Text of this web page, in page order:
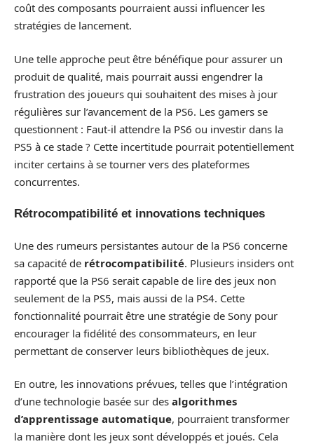
coût des composants pourraient aussi influencer les
stratégies de lancement.
Une telle approche peut être bénéfique pour assurer un
produit de qualité, mais pourrait aussi engendrer la
frustration des joueurs qui souhaitent des mises à jour
régulières sur l’avancement de la PS6. Les gamers se
questionnent : Faut-il attendre la PS6 ou investir dans la
PS5 à ce stade ? Cette incertitude pourrait potentiellement
inciter certains à se tourner vers des plateformes
concurrentes.
Rétrocompatibilité et innovations techniques
Une des rumeurs persistantes autour de la PS6 concerne
sa capacité de rétrocompatibilité. Plusieurs insiders ont
rapporté que la PS6 serait capable de lire des jeux non
seulement de la PS5, mais aussi de la PS4. Cette
fonctionnalité pourrait être une stratégie de Sony pour
encourager la fidélité des consommateurs, en leur
permettant de conserver leurs bibliothèques de jeux.
En outre, les innovations prévues, telles que l’intégration
d’une technologie basée sur des algorithmes
d’apprentissage automatique, pourraient transformer
la manière dont les jeux sont développés et joués. Cela